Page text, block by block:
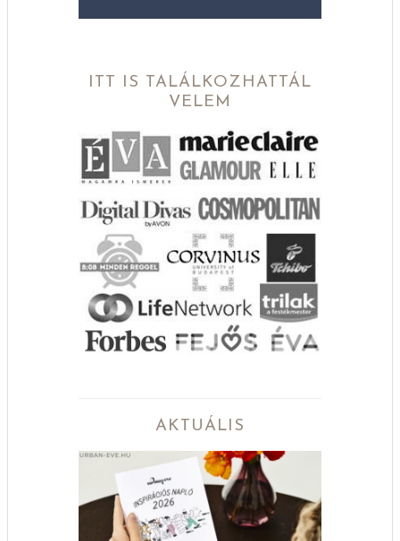
ITT IS TALÁLKOZHATTÁL
VELEM
AKTUÁLIS